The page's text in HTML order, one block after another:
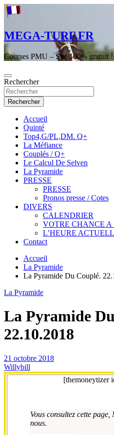
Aller
au
MEGA-TURF.FR
Courses PMU – Site 100% gratuit !
Rechercher
Rechercher
Accueil
Quinté
Top4,G/PL,DM. Q+
La Méfiance
Couplés / Q+
Le Calcul De Selven
La Pyramide
PRESSE
PRESSE
Pronos presse / Cotes
DIVERS
CALENDRIER
VOTRE CHANCE A
L’HEURE
Contact
Accueil
La Pyramide
La Pyramide Du Couplé.
La Pyramide
La Pyramide
22.10.2018
21 octobre 2018
Willybill
[themoneytizer
Vous consultez cette
nous.